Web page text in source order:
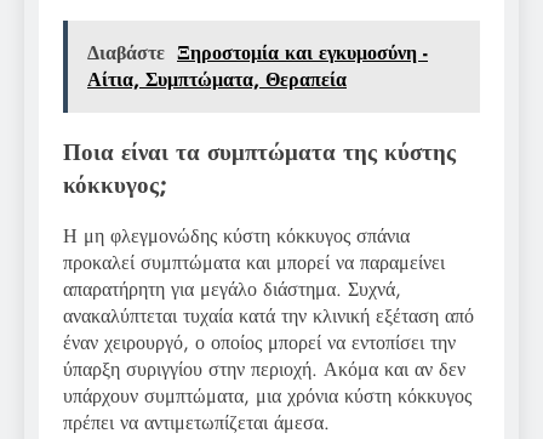
Διαβάστε Ξηροστομία και εγκυμοσύνη -
Αίτια, Συμπτώματα, Θεραπεία
Ποια είναι τα συμπτώματα της κύστης
κόκκυγος;
Η μη φλεγμονώδης κύστη κόκκυγος σπάνια
προκαλεί συμπτώματα και μπορεί να παραμείνει
απαρατήρητη για μεγάλο διάστημα. Συχνά,
ανακαλύπτεται τυχαία κατά την κλινική εξέταση από
έναν χειρουργό, ο οποίος μπορεί να εντοπίσει την
ύπαρξη συριγγίου στην περιοχή. Ακόμα και αν δεν
υπάρχουν συμπτώματα, μια χρόνια κύστη κόκκυγος
πρέπει να αντιμετωπίζεται άμεσα.